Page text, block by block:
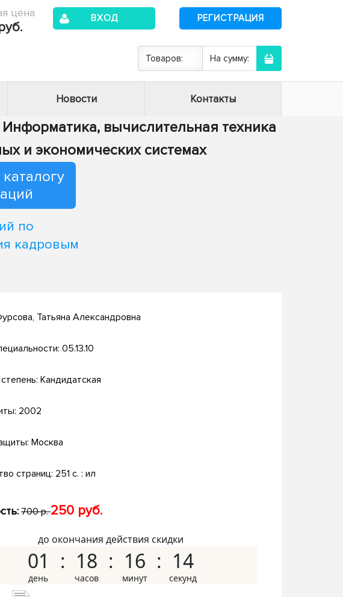
цена ВХОД РЕГИСТРАЦИЯ
Товаров: На сумму:
Новости Контакты
Информатика, вычислительная техника
и экономических системах
по
кадровым
Татьяна Александровна
05.13.10
Кандидатская
2002
Москва
страниц: 251 с. : ил
700 р.250 руб.
до окончания действия скидки
01 18 16 13